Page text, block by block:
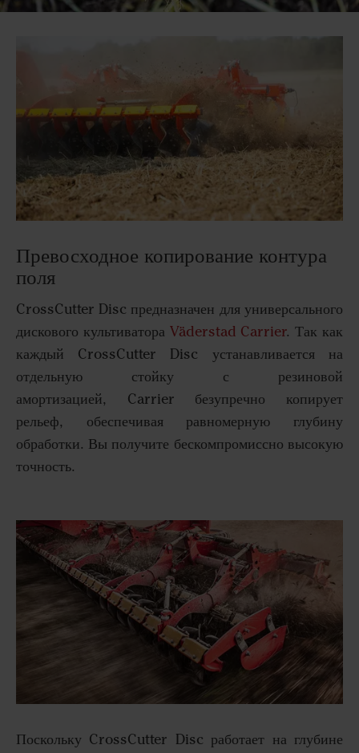
Превосходное копирование контура
поля
CrossCutter Disc предназначен для универсального
дискового культиватора Väderstad Carrier. Так как
каждый CrossCutter Disc устанавливается на
отдельную стойку с резиновой
амортизацией, Carrier безупречно копирует
рельеф, обеспечивая равномерную глубину
обработки. Вы получите бескомпромиссно высокую
точность.
Поскольку CrossCutter Disc работает на глубине